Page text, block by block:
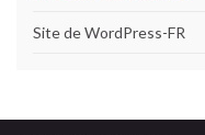
Site de WordPress-FR